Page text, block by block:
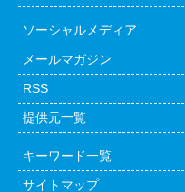
ソーシャルメディア
メールマガジン
RSS
提供元一覧
キーワード一覧
サイトマップ